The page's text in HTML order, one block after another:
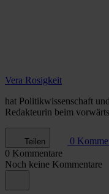
Vera Rosigkeit
hat Politikwissenschaft
Redakteurin beim
Teilen 0
0 Kommentare
Noch keine Kommentare